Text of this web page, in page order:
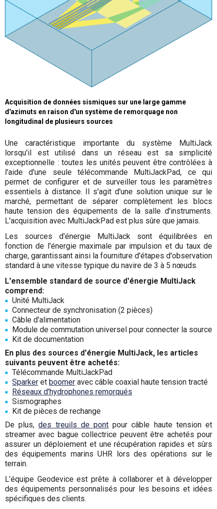
Acquisition de données sismiques sur une large gamme
d'azimuts en raison d'un système de remorquage non
longitudinal de plusieurs sources
Une caractéristique importante du système MultiJack
lorsqu'il est utilisé dans un réseau est sa simplicité
exceptionnelle : toutes les unités peuvent être contrôlées à
l'aide d'une seule télécommande MultiJackPad, ce qui
permet de configurer et de surveiller tous les paramètres
essentiels à distance. Il s'agit d'une solution unique sur le
marché, permettant de séparer complètement les blocs
haute tension des équipements de la salle d'instruments.
L'acquisition avec MultiJackPad est plus sûre que jamais.
Les sources d'énergie MultiJack sont équilibrées en
fonction de l'énergie maximale par impulsion et du taux de
charge, garantissant ainsi la fourniture d'étapes d'observation
standard à une vitesse typique du navire de 3 à 5 nœuds.
L'ensemble standard de source d'énergie MultiJack
comprend:
Unité MultiJack
Connecteur de synchronisation (2 pièces)
Câble d'alimentation
Module de commutation universel pour connecter la source
Kit de documentation
En plus des sources d'énergie MultiJack, les articles
suivants peuvent être achetés:
Télécommande MultiJackPad
Sparker et boomer avec câble coaxial haute tension tracté
Réseaux d'hydrophones remorqués
Sismographes
Kit de pièces de rechange
De plus,des treuils de pont pour câble haute tension et
streamer avec bague collectrice peuvent être achetés pour
assurer un déploiement et une récupération rapides et sûrs
des équipements marins UHR lors des opérations sur le
terrain.
L’équipe Geodevice est prête à collaborer et à développer
des équipements personnalisés pour les besoins et idées
spécifiques des clients.